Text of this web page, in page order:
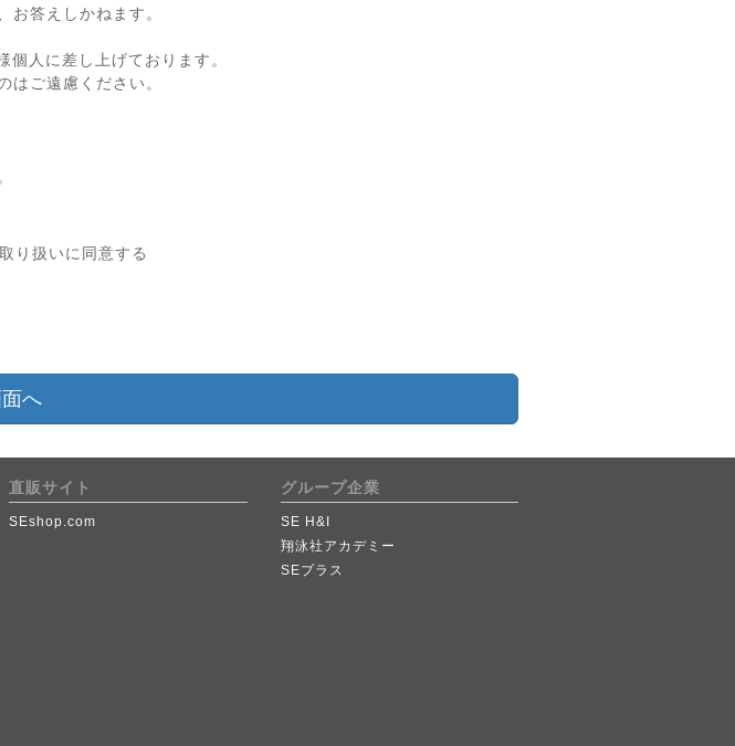
お答えしかねます。
人に差し上げております。
はご遠慮ください。
り扱いに同意する
へ
直販サイト
SEshop.com
グループ企業
SE H&I
翔泳社アカデミー
SEプラス